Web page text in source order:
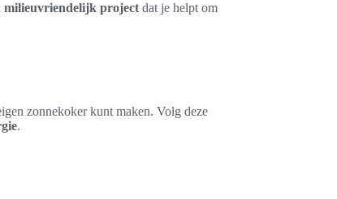
milieuvriendelijk project dat je helpt om
zonnekoker kunt maken. Volg deze
.